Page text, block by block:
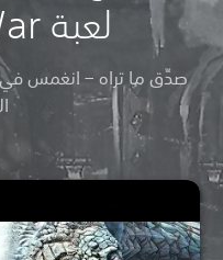
لعبة God of War
صدِّق ما تراه – انغمس في